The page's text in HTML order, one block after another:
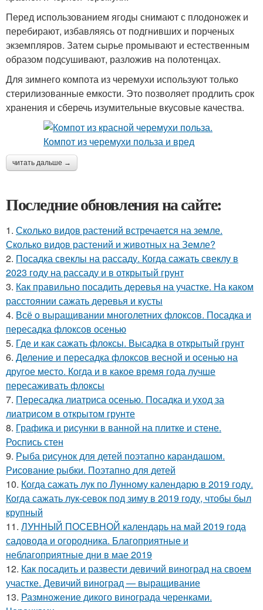
Перед использованием ягоды снимают с плодоножек и
перебирают, избавляясь от подгнивших и порченых
экземпляров. Затем сырье промывают и естественным
образом подсушивают, разложив на полотенцах.
Для зимнего компота из черемухи используют только
стерилизованные емкости. Это позволяет продлить срок
хранения и сберечь изумительные вкусовые качества.
читать дальше →
Последние обновления на сайте:
1. Сколько видов растений встречается на земле.
Сколько видов растений и животных на Земле?
2. Посадка свеклы на рассаду. Когда сажать свеклу в
2023 году на рассаду и в открытый грунт
3. Как правильно посадить деревья на участке. На каком
расстоянии сажать деревья и кусты
4. Всё о выращивании многолетних флоксов. Посадка и
пересадка флоксов осенью
5. Где и как сажать флоксы. Высадка в открытый грунт
6. Деление и пересадка флоксов весной и осенью на
другое место. Когда и в какое время года лучше
пересаживать флоксы
7. Пересадка лиатриса осенью. Посадка и уход за
лиатрисом в открытом грунте
8. Графика и рисунки в ванной на плитке и стене.
Роспись стен
9. Рыба рисунок для детей поэтапно карандашом.
Рисование рыбки. Поэтапно для детей
10. Когда сажать лук по Лунному календарю в 2019 году.
Когда сажать лук-севок под зиму в 2019 году, чтобы был
крупный
11. ЛУННЫЙ ПОСЕВНОЙ календарь на май 2019 года
садовода и огородника. Благоприятные и
неблагоприятные дни в мае 2019
12. Как посадить и развести девичий виноград на своем
участке. Девичий виноград — выращивание
13. Размножение дикого винограда черенками.